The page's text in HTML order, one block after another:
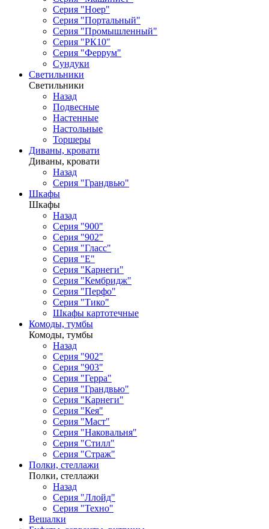
Серия "Ноер"
Серия "Портальный"
Серия "Промышленный"
Серия "РК10"
Серия "Феррум"
Сундуки
Светильники
Светильники
Назад
Подвесные
Настенные
Настольные
Торшеры
Диваны, кровати
Диваны, кровати
Назад
Серия "Грандвью"
Шкафы
Шкафы
Назад
Серия "900"
Серия "902"
Серия "Гласс"
Серия "Е"
Серия "Карнеги"
Серия "Кембридж"
Серия "Перфо"
Серия "Тико"
Шкафы картотечные
Комоды, тумбы
Комоды, тумбы
Назад
Серия "902"
Серия "903"
Серия "Герра"
Серия "Грандвью"
Серия "Карнеги"
Серия "Кея"
Серия "Маст"
Серия "Наковальня"
Серия "Стилл"
Серия "Страж"
Полки, стеллажи
Полки, стеллажи
Назад
Серия "Ллойд"
Серия "Техно"
Вешалки